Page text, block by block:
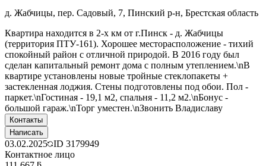
д. Жабчицы, пер. Садовый, 7, Пинский р-н, Брестская область
Квартира находится в 2-х км от г.Пинск - д. Жабчицы
(территория ПТУ-161). Хорошее месторасположение - тихий
спокойный район с отличной природой. В 2016 году был
сделан капитальный ремонт дома с полным утеплением.\nВ
квартире установлены новые тройные стеклопакеты +
застекленная лоджия. Стены подготовлены под обои. Пол -
паркет.\nГостиная - 19,1 м2, спальня - 11,2 м2.\nБонус -
большой гараж.\nТорг уместен.\nЗвонить Владиславу
Контакты
Написать
03.02.2025 ID 3179949
Контактное лицо